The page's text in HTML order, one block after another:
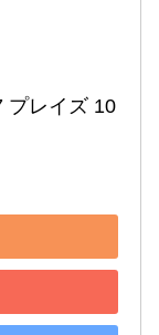
プレイズ 10